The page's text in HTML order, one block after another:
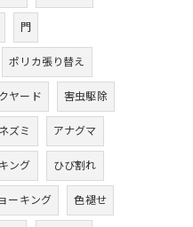
門
ポリカ張り替え
ヤード 害虫駆除
ネズミ アナグマ
ング ひび割れ
ーキング 色褪せ